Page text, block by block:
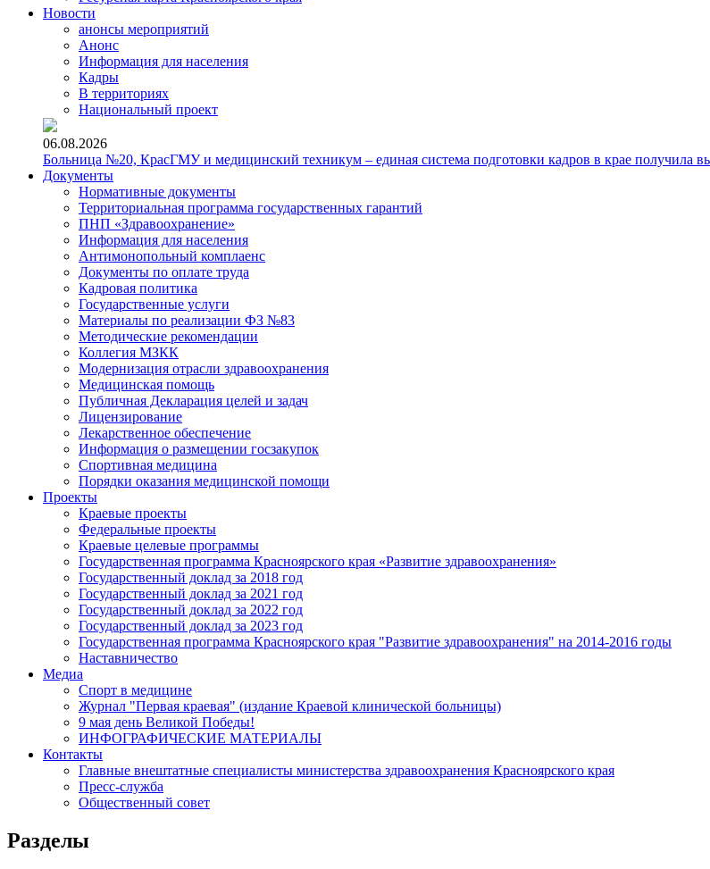
Новости
анонсы мероприятий
Анонс
Информация для населения
Кадры
В территориях
Национальный проект
06.08.2026
Больница №20, КрасГМУ и медицинский техникум – единая система подготовки кадров в крае получила
Документы
Нормативные документы
Территориальная программа государственных гарантий
ПНП «Здравоохранение»
Информация для населения
Антимонопольный комплаенс
Документы по оплате труда
Кадровая политика
Государственные услуги
Материалы по реализации ФЗ №83
Методические рекомендации
Коллегия МЗКК
Модернизация отрасли здравоохранения
Медицинская помощь
Публичная Декларация целей и задач
Лицензирование
Лекарственное обеспечение
Информация о размещении госзакупок
Спортивная медицина
Порядки оказания медицинской помощи
Проекты
Краевые проекты
Федеральные проекты
Краевые целевые программы
Государственная программа Красноярского края «Развитие здравоохранения»
Государственный доклад за 2018 год
Государственный доклад за 2021 год
Государственный доклад за 2022 год
Государственный доклад за 2023 год
Государственная программа Красноярского края "Развитие здравоохранения" на 2014-2016 годы
Наставничество
Медиа
Спорт в медицине
Журнал "Первая краевая" (издание Краевой клинической больницы)
9 мая день Великой Победы!
ИНФОГРАФИЧЕСКИЕ МАТЕРИАЛЫ
Контакты
Главные внештатные специалисты министерства здравоохранения Красноярского края
Пресс-служба
Общественный совет
Разделы